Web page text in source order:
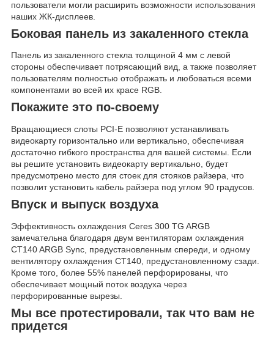
пользователи могли расширить возможности использования
наших ЖК-дисплеев.
Боковая панель из закаленного стекла
Панель из закаленного стекла толщиной 4 мм с левой
стороны обеспечивает потрясающий вид, а также позволяет
пользователям полностью отображать и любоваться всеми
компонентами во всей их красе RGB.
Покажите это по-своему
Вращающиеся слоты PCI-E позволяют устанавливать
видеокарту горизонтально или вертикально, обеспечивая
достаточно гибкого пространства для вашей системы. Если
вы решите установить видеокарту вертикально, будет
предусмотрено место для стоек для стояков райзера, что
позволит установить кабель райзера под углом 90 градусов.
Впуск и выпуск воздуха
Эффективность охлаждения Ceres 300 TG ARGB
замечательна благодаря двум вентиляторам охлаждения
CT140 ARGB Sync, предустановленным спереди, и одному
вентилятору охлаждения CT140, предустановленному сзади.
Кроме того, более 55% панелей перфорированы, что
обеспечивает мощный поток воздуха через
перфорированные вырезы.
Мы все протестировали, так что вам не
придется